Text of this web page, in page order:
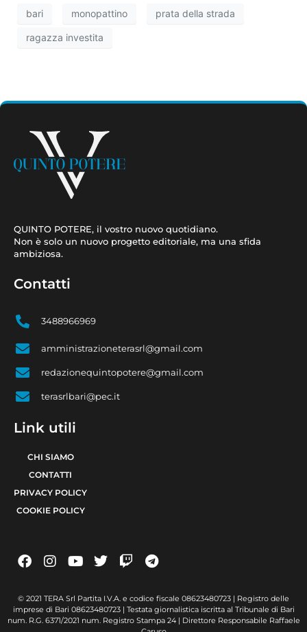
bari monopattino prata della strada
ragazza investita
QUINTO POTERE, il vostro nuovo quotidiano.
Non è solo un nuovo progetto editoriale, ma una sfida
ambiziosa.
Contatti
3488966969
amministrazioneterasrl@gmail.com
redazionequintopotere@gmail.com
terasrlbari@pec.it
Link utili
CHI SIAMO
CONTATTI
PRIVACY POLICY
COOKIE POLICY
© 2021 TERA Srl Partita I.V.A. e codice fiscale 08623480723 | Registro delle
imprese di Bari 08623480723 | Testata giornalistica iscritta al Tribunale di Bari
num. R.G. 6371/2021 num. Registro Stampa 24 | Direttore Responsabile Raffaele